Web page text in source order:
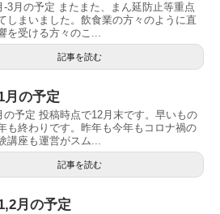
-3月の予定 またまた、まん延防止等重点
しまいました。飲食業の方々のように直
を受ける方々のこ...
記事を読む
月の予定
の予定 投稿時点で12月末です。早いもの
も終わりです。昨年も今年もコロナ禍の
講座も運営がスム...
記事を読む
月の予定